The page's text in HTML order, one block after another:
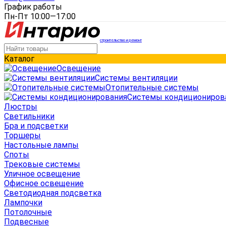
График работы
Пн-Пт 10:00—17:00
строительство и ремонт
Каталог
Освещение
Системы вентиляции
Отопительные системы
Системы
Люстры
Светильники
Бра и подсветки
Торшеры
Настольные лампы
Споты
Трековые системы
Уличное освещение
Офисное освещение
Светодиодная подсветка
Лампочки
Потолочные
Подвесные